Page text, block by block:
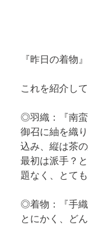
『昨日の着物』
これを紹介して
◎羽織：『南蛮
御召に紬を織
込み、縦は茶
最初は派手？
題なく、とて
◎着物：『手織
とにかく、ど